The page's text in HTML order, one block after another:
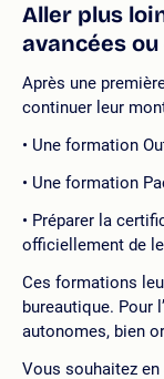
Aller plus
avancées
Après une
continuer leur
Une formation
Une formation
Préparer la
officiellement de
Ces formations
bureautique. Pour
autonomes, bien
Vous souhaitez